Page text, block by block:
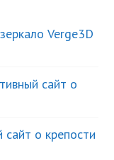
Verge3D
сайт о
сайт о крепости